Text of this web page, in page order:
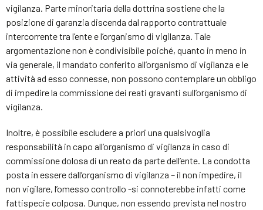
vigilanza. Parte minoritaria della dottrina sostiene che la
posizione di garanzia discenda dal rapporto contrattuale
intercorrente tra l’ente e l’organismo di vigilanza. Tale
argomentazione non è condivisibile poiché, quanto in meno in
via generale, il mandato conferito all’organismo di vigilanza e le
attività ad esso connesse, non possono contemplare un obbligo
di impedire la commissione dei reati gravanti sull’organismo di
vigilanza.
Inoltre, è possibile escludere a priori una qualsivoglia
responsabilità in capo all’organismo di vigilanza in caso di
commissione dolosa di un reato da parte dell’ente. La condotta
posta in essere dall’organismo di vigilanza – il non impedire, il
non vigilare, l’omesso controllo -si connoterebbe infatti come
fattispecie colposa. Dunque, non essendo prevista nel nostro